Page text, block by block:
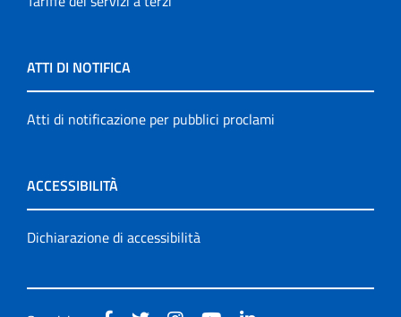
ATTI DI NOTIFICA
Atti di notificazione per pubblici proclami
ACCESSIBILITÀ
Dichiarazione di accessibilità